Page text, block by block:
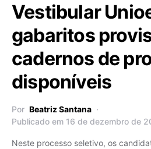
Vestibular
gabaritos
cadernos de
disponíveis
Por Beatriz Santana
Publicado em 16 de dezembro de
Neste processo seletivo, os